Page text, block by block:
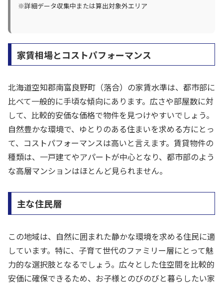
※詳細データ収集中または算出対象外エリア
家賃相場とコストパフォーマンス
北海道空知郡南富良野町（落合）の家賃水準は、都市部に
比べて一般的に手頃な傾向にあります。広さや部屋数に対
して、比較的安価な価格で物件を見つけやすいでしょう。
自然豊かな環境で、ゆとりのある住まいを求める方にとっ
て、コストパフォーマンスは高いと言えます。賃貸物件の
種類は、一戸建てやアパートが中心となり、都市部のよう
な高層マンションはほとんど見られません。
主な住民層
この地域は、自然に囲まれた静かな環境を求める住民に適
しています。特に、子育て世代のファミリー層にとって魅
力的な選択肢となるでしょう。広々とした住空間を比較的
安価に確保できるため、お子様とのびのびと暮らしたい家